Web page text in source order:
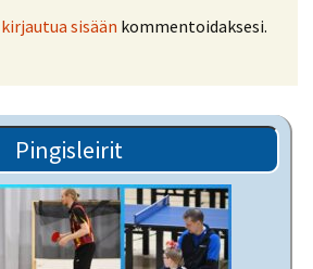
kirjautua sisään kommentoidaksesi.
Pingisleirit